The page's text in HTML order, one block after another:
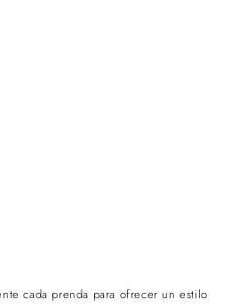
cada prenda para ofrecer un estilo